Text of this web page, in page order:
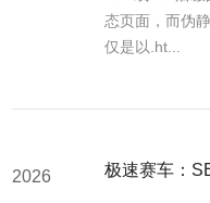
态页面，而伪
仅是以.ht...
2026 极速赛车：